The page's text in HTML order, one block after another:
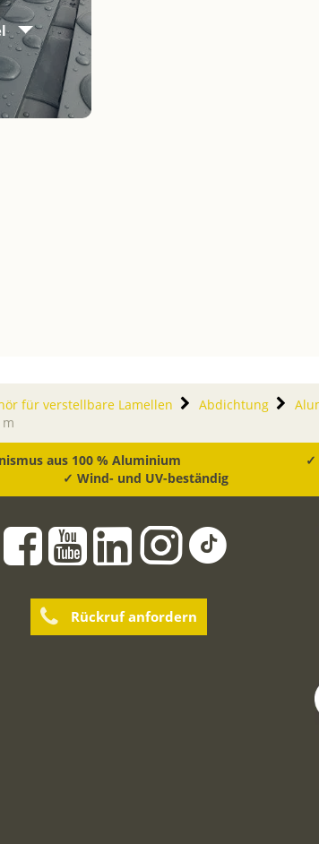
für verstellbare Lamellen Abdichtung
aus 100 % Aluminium
✓
✓ Wind- und UV-beständig
Rückruf anfordern